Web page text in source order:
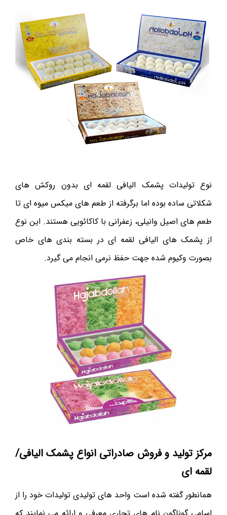
نوع تولیدات پشمک الیافی لقمه ای بدون روکش های
شکلاتی ساده بوده اما برگرفته از طعم های میکس میوه ای تا
طعم های اصیل وانیلی، زعفرانی با کاکائویی هستند. این نوع
از پشمک های الیافی لقمه ای در بسته بندی های خاص
بصورت وکیوم شده جهت حفظ نرمی انجام می گیرد.
مرکز تولید و فروش صادراتی انواع پشمک الیافی/
لقمه ای
همانطور گفته شده است واحد های تولیدی تولیدات خود را از